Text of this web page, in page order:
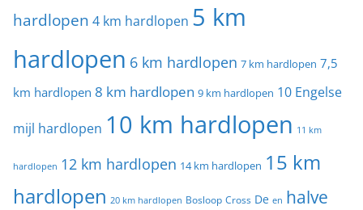
hardlopen 4 km hardlopen 5 km
hardlopen 6 km hardlopen 7 km hardlopen 7,5
km hardlopen 8 km hardlopen 9 km hardlopen 10 Engelse
mijl hardlopen 10 km hardlopen 11 km
hardlopen 12 km hardlopen 14 km hardlopen 15 km
hardlopen 20 km hardlopen Bosloop Cross De en halve